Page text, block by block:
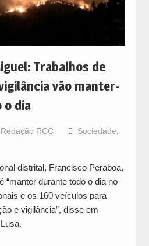
Trabalhos de
vão manter-
o dia
Redação RCC Sociedade
distrital, Francisco Peraboa,
“manter durante todo o dia no
e os 160 veículos para
e vigilância”, disse em